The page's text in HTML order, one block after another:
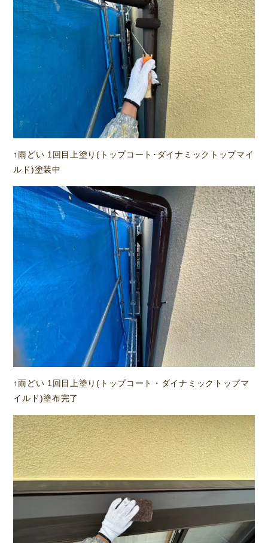
↑雨どい 1回目上塗り(トップコート･ダイナミックトップマイ
ルド)塗装中
↑雨どい 1回目上塗り(トップコート・ダイナミックトップマ
イルド)塗布完了